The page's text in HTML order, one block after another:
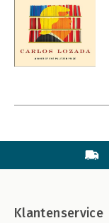
Klantenservice